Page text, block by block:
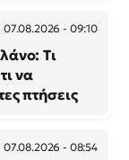
07.08.2026 - 09:10
Τι
να
πτήσεις
07.08.2026 - 08:54